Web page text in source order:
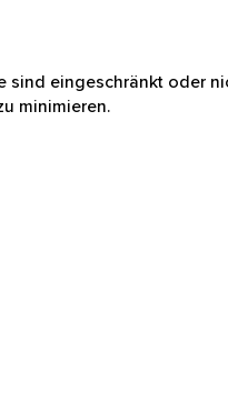
eingeschränkt oder
minimieren.